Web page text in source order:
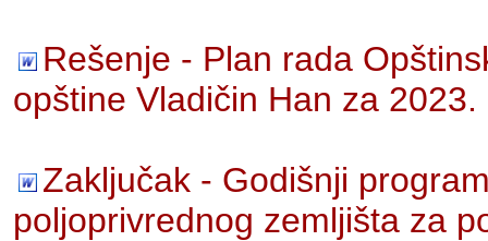
Rešenje - Plan rada
opštine Vladičin Han za 2023.
Zaključak - Godišnji
poljoprivrednog zemljišta za